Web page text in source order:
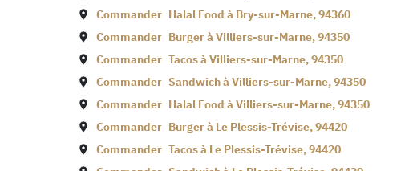
Commander Halal Food à Bry-sur-Marne,94360
Commander Burger àVilliers-sur-Marne,94350
Commander Tacos àVilliers-sur-Marne,94350
Commander Sandwich àVilliers-sur-Marne,94350
Commander Halal Food àVilliers-sur-Marne,94350
Commander Burger à Le Plessis-Trévise,94420
Commander Tacos à Le Plessis-Trévise,94420